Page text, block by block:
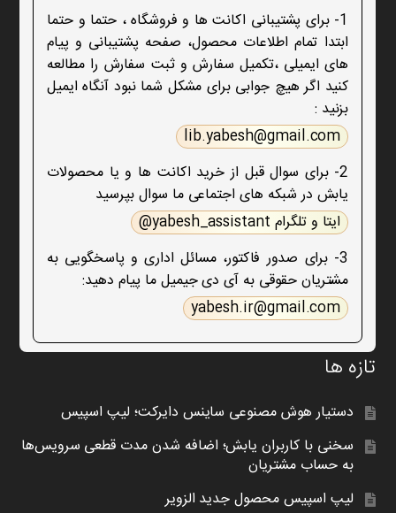
1- برای پشتیبانی اکانت ها و فروشگاه ، حتما و حتما
ابتدا تمام اطلاعات محصول، صفحه پشتیبانی و پیام
های ایمیلی ،تکمیل سفارش و ثبت سفارش را مطالعه
کنید اگر هیچ جوابی برای مشکل شما نبود آنگاه ایمیل
بزنید :
lib.yabesh@gmail.com
2- برای سوال قبل از خرید اکانت ها و یا محصولات
یابش در شبکه های اجتماعی ما سوال بپرسید
ایتا و تلگرام yabesh_assistant@
3- برای صدور فاکتور، مسائل اداری و پاسخگویی به
مشتریان حقوقی به آی دی جیمیل ما پیام دهید:
yabesh.ir@gmail.com
تازه ها
دستیار هوش مصنوعی ساینس دایرکت؛ لیپ اسپیس
سخنی با کاربران یابش؛ اضافه شدن مدت قطعی سرویس‌ها
به حساب مشتریان
لیپ اسپیس محصول جدید الزویر